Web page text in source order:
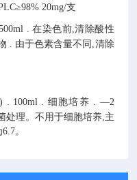
20mg/支
. 在染色前,清除酸性
. 由于色素含量不同,清除
. 100ml . 细胞培养 . —2
处理。不用于细胞培养,主
。